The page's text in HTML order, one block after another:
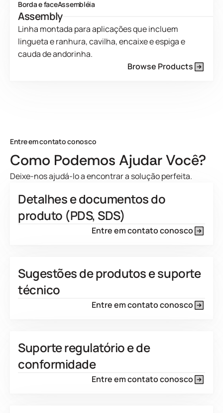
Borda e faceAssembléia
Assembly
Linha montada para aplicações que incluem
lingueta e ranhura, cavilha, encaixe e espiga e
cauda de andorinha.
Browse Products
Entre em contato conosco
Como Podemos Ajudar Você?
Deixe-nos ajudá-lo a encontrar a solução perfeita.
Detalhes e documentos do
produto (PDS, SDS)
Entre em contato conosco
Sugestões de produtos e suporte
técnico
Entre em contato conosco
Suporte regulatório e de
conformidade
Entre em contato conosco